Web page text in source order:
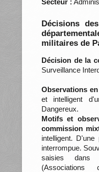
Décisions
militaires de
Décision de la
Surveillance
Observations
et intelligent
Dangereux.
Motifs et
commission
intelligent.
interrompue.
saisies dans
(Associations